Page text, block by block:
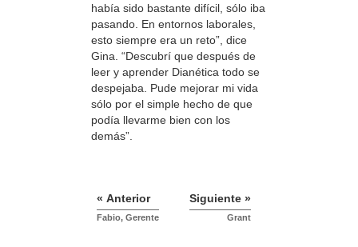
había sido bastante difícil, sólo iba
pasando. En entornos laborales,
esto siempre era un reto”, dice
Gina. “Descubrí que después de
leer y aprender Dianética todo se
despejaba. Pude mejorar mi vida
sólo por el simple hecho de que
podía llevarme bien con los
demás”.
« Anterior
Fabio, Gerente
Siguiente »
Grant